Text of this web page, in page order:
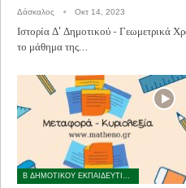
Δάσκαλος Οκτ 14, 2023
Ιστορία Δ' Δημοτικού - Γεωμετρικά
το μάθημα της…